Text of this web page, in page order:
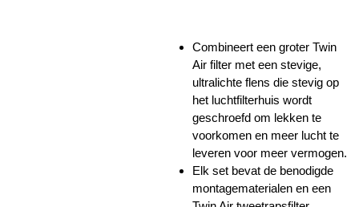
Combineert een groter Twin
Air filter met een stevige,
ultralichte flens die stevig op
het luchtfilterhuis wordt
geschroefd om lekken te
voorkomen en meer lucht te
leveren voor meer vermogen.
Elk set bevat de benodigde
montagematerialen en een